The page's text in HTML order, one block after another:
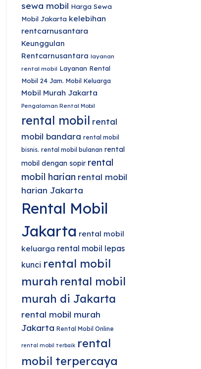
sewa mobil Harga Sewa
Mobil Jakarta kelebihan
rentcarnusantara
Keunggulan
Rentcarnusantara layanan
rental mobil Layanan Rental
Mobil 24 Jam. Mobil Keluarga
Mobil Murah Jakarta
Pengalaman Rental Mobil
rental mobil rental
mobil bandara rental mobil
bisnis. rental mobil bulanan rental
mobil dengan sopir rental
mobil harian rental mobil
harian Jakarta
Rental Mobil
Jakarta rental mobil
keluarga rental mobil lepas
kunci rental mobil
murah rental mobil
murah di Jakarta
rental mobil murah
Jakarta Rental Mobil Online
rental mobil terbaik rental
mobil terpercaya